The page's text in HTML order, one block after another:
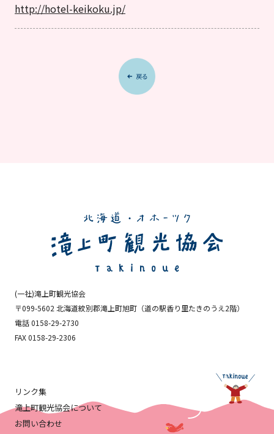
http://hotel-keikoku.jp/
(一社)滝上町観光協会
〒099-5602 北海道紋別郡滝上町旭町 （道の駅香り里たきのうえ2階）
電話 0158-29-2730
FAX 0158-29-2306
リンク集
滝上町観光協会について
お問い合わせ